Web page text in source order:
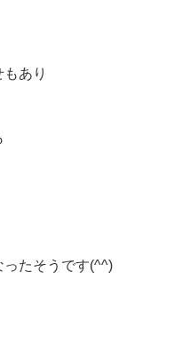
あり
ったそうです(^^)